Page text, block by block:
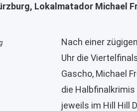
Lokalmatador Michael
Nach einer
Uhr die
Gascho, Michael
die
jeweils im Hill Hill